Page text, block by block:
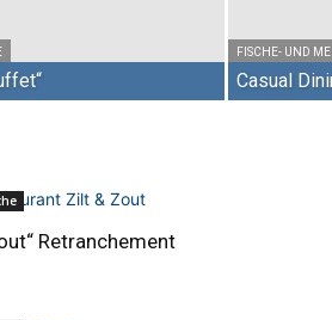
FISCHE- UND
Casual
Retranchement